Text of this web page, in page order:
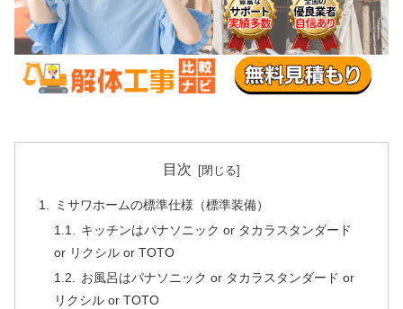
目次
ミサワホームの標準仕様（標準装備）
キッチンはパナソニック or タカラスタンダード
or リクシル or TOTO
お風呂はパナソニック or タカラスタンダード or
リクシル or TOTO